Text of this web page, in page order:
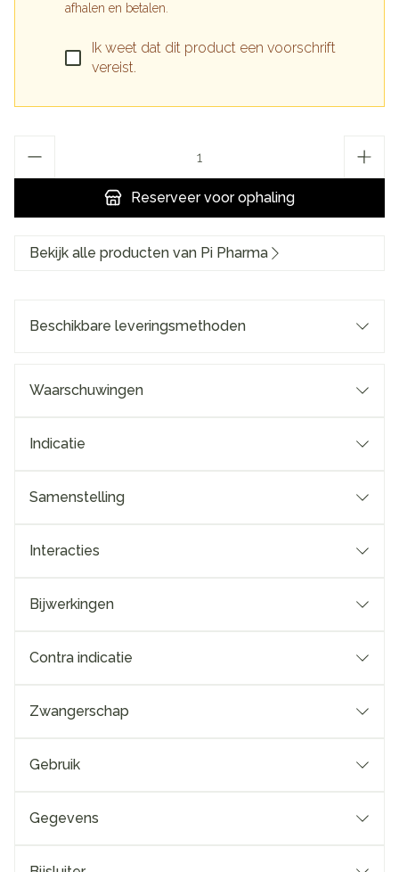
afhalen en betalen.
Ik weet dat dit product een voorschrift
vereist.
Reserveervoor ophaling
Bekijk alle producten van Pi Pharma
Beschikbare leveringsmethoden
Waarschuwingen
Indicatie
Samenstelling
Interacties
Bijwerkingen
Contra indicatie
Zwangerschap
Gebruik
Gegevens